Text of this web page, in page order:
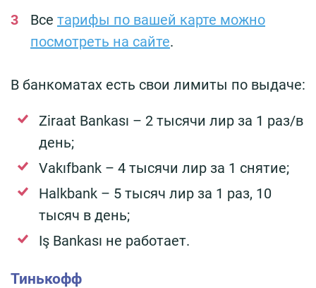
Все тарифы по вашей карте можно
посмотреть на сайте.
В банкоматах есть свои лимиты по выдаче:
Ziraat Bankası – 2 тысячи лир за 1 раз/в
день;
Vakıfbank – 4 тысячи лир за 1 снятие;
Halkbank – 5 тысяч лир за 1 раз, 10
тысяч в день;
Iş Bankası не работает.
Тинькофф